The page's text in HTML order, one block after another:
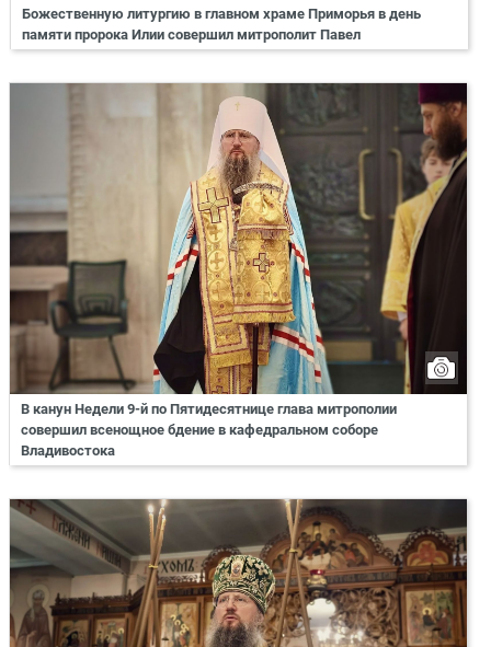
Божественную литургию в главном храме Приморья в день
памяти пророка Илии совершил митрополит Павел
В канун Недели 9-й по Пятидесятнице глава митрополии
совершил всенощное бдение в кафедральном соборе
Владивостока